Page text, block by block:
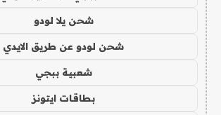
شحن يلا لودو
شحن لودو عن طريق الايدي
شعبية ببجي
بطاقات ايتونز